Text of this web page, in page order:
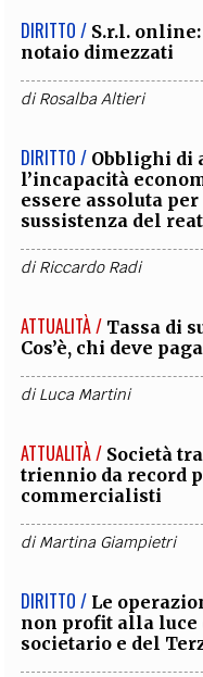
DIRITTO / S.r.l.
notaio dimezzati
diRosalba Altieri
DIRITTO / Obblighi di
l’incapacità
essere assoluta
sussistenza del
diRiccardo Radi
ATTUALITÀ / Tassa di
Cos’è, chi deve
diLuca Martini
ATTUALITÀ / Società
triennio da record
commercialisti
diMartina Giampietri
DIRITTO / Le
non profit alla
societario e del